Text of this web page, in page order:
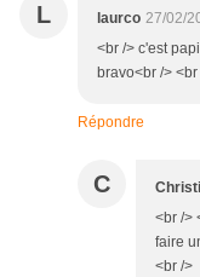
L laurco 27/02/
<br /> c'est
bravo<br />
Répondre
C
<br />
faire
<br />